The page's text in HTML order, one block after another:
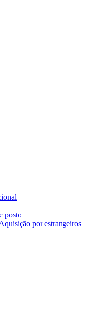
posto
Aquisição por estrangeiros